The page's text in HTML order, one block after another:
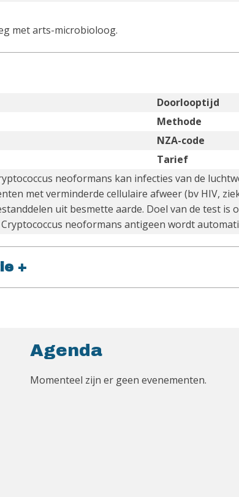
met arts-microbioloog.
Doorlooptijd
Methode
NZA-code
Tarief
neoformans kan infecties van de
met verminderde cellulaire afweer (bv HIV,
uit besmette aarde. Doel van de test
neoformans antigeen wordt
+
Agenda
Momenteel zijn er geen evenementen.